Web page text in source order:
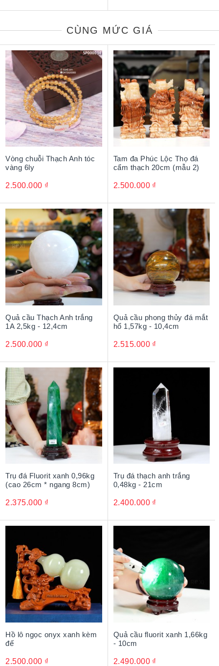
CÙNG MỨC GIÁ
Vòng chuỗi Thạch Anh tóc
vàng 6ly
2.500.000 ₫
Tam đa Phúc Lộc Thọ đá
cẩm thạch 20cm (mẫu 2)
2.500.000 ₫
Quả cầu Thạch Anh trắng
1A 2,5kg - 12,4cm
2.500.000 ₫
Quả cầu phong thủy đá mắt
hổ 1,57kg - 10,4cm
2.515.000 ₫
Trụ đá Fluorit xanh 0,96kg
(cao 26cm * ngang 8cm)
2.375.000 ₫
Trụ đá thạch anh trắng
0,48kg - 21cm
2.400.000 ₫
Hồ lô ngọc onyx xanh kèm
đế
2.500.000 ₫
Quả cầu fluorit xanh 1,66kg
- 10cm
2.490.000 ₫